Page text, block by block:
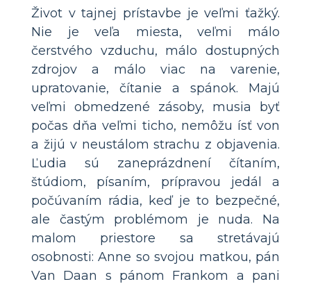
Život v tajnej prístavbe je veľmi ťažký.
Nie je veľa miesta, veľmi málo
čerstvého vzduchu, málo dostupných
zdrojov a málo viac na varenie,
upratovanie, čítanie a spánok. Majú
veľmi obmedzené zásoby, musia byť
počas dňa veľmi ticho, nemôžu ísť von
a žijú v neustálom strachu z objavenia.
Ľudia sú zaneprázdnení čítaním,
štúdiom, písaním, prípravou jedál a
počúvaním rádia, keď je to bezpečné,
ale častým problémom je nuda. Na
malom priestore sa stretávajú
osobnosti: Anne so svojou matkou, pán
Van Daan s pánom Frankom a pani